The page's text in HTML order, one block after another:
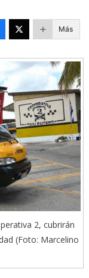
Más
2, cubrirán
(Foto: Marcelino